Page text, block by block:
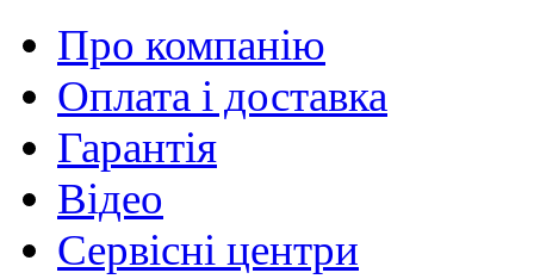
Про компанію
Оплата і доставка
Гарантія
Відео
Сервісні центри